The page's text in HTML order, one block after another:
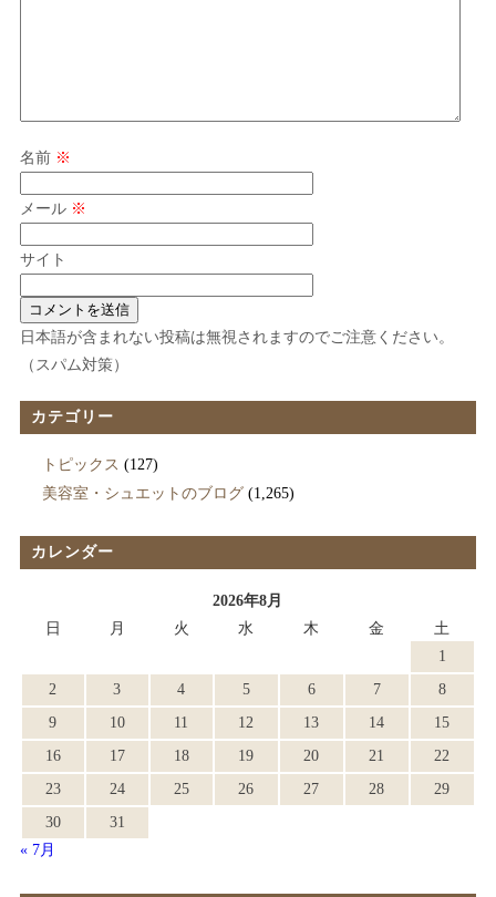
名前 ※
メール ※
サイト
日本語が含まれない投稿は無視されますのでご注意ください。
（スパム対策）
カテゴリー
トピックス (127)
美容室・シュエットのブログ(1,265)
カレンダー
2026年8月
日
月 火 水 木 金
土
1
2
3 4 5 6 7
8
9
10 11 12 13 14
15
16
17 18 19 20 21
22
23
24 25 26 27 28
29
30
31
« 7月